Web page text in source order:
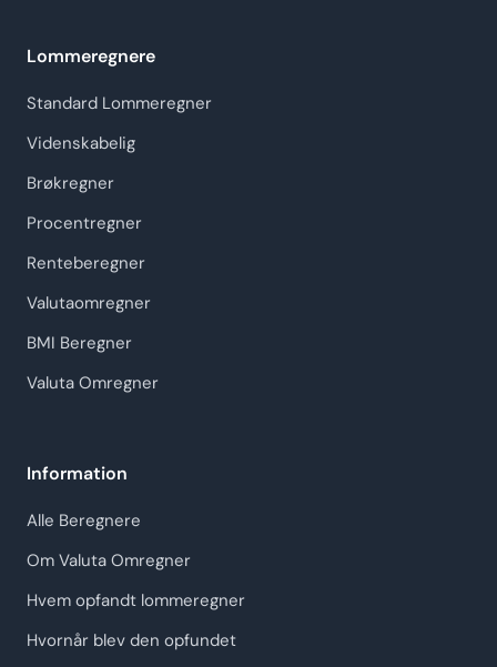
Lommeregnere
Standard Lommeregner
Videnskabelig
Brøkregner
Procentregner
Renteberegner
Valutaomregner
BMI Beregner
Valuta Omregner
Information
Alle Beregnere
Om Valuta Omregner
Hvem opfandt lommeregner
Hvornår blev den opfundet